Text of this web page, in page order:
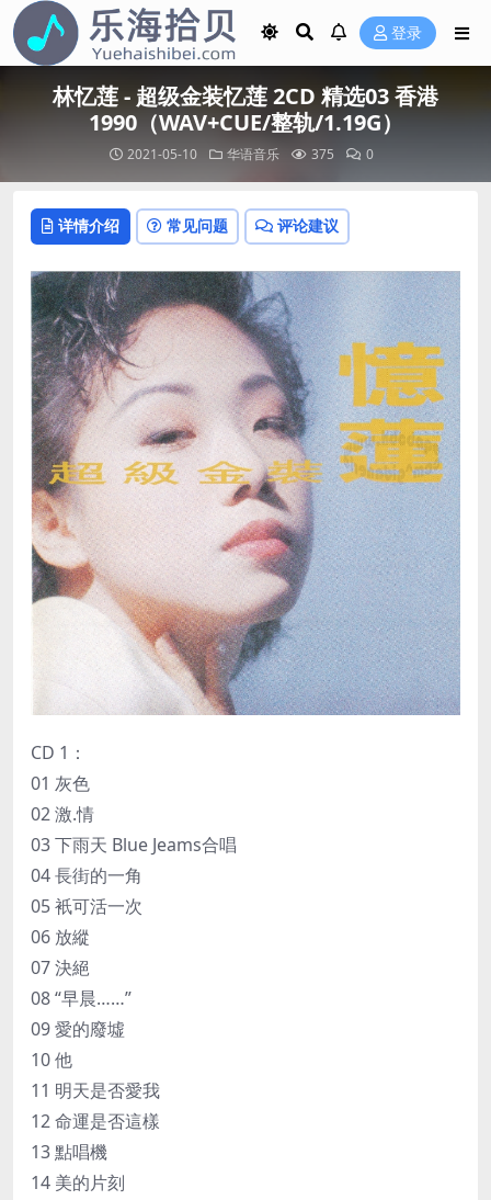
登录
林忆莲 - 超级金装忆莲 2CD 精选03 香港
1990（WAV+CUE/整轨/1.19G）
2021-05-10 华语音乐 375 0
详情介绍 常见问题 评论建议
CD 1：
01 灰色
02 激.情
03 下雨天 Blue Jeams合唱
04 長街的一角
05 衹可活一次
06 放縱
07 決絕
08 “早晨……”
09 愛的廢墟
10 他
11 明天是否愛我
12 命運是否這樣
13 點唱機
14 美的片刻